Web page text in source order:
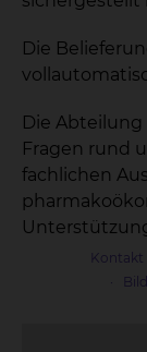
Die
Die
Fragen rund
fachlichen
Kontakt